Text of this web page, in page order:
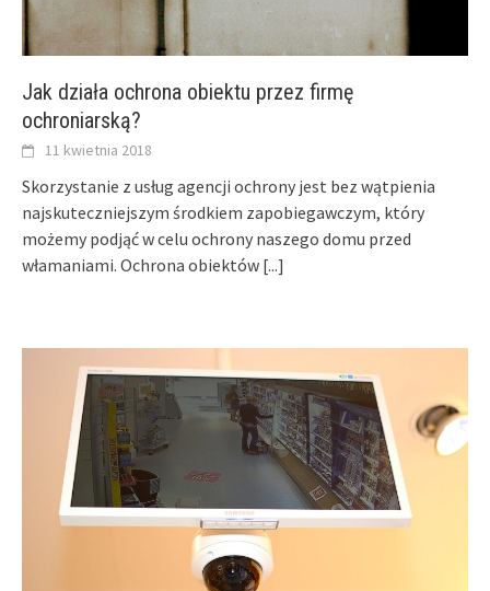
Jak działa ochrona obiektu przez firmę
ochroniarską?
11 kwietnia 2018
Skorzystanie z usług agencji ochrony jest bez wątpienia
najskuteczniejszym środkiem zapobiegawczym, który
możemy podjąć w celu ochrony naszego domu przed
włamaniami. Ochrona obiektów [...]